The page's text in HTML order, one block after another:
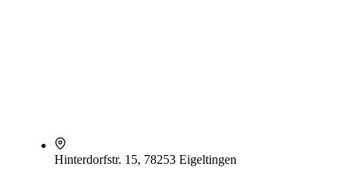
Hinterdorfstr. 15, 78253 Eigeltingen